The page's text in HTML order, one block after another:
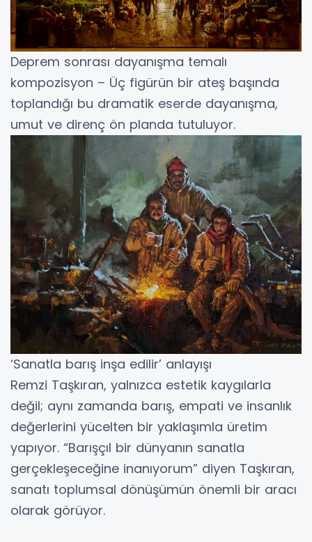
Deprem sonrası dayanışma temalı
kompozisyon – Üç figürün bir ateş başında
toplandığı bu dramatik eserde dayanışma,
umut ve direnç ön planda tutuluyor.
‘Sanatla barış inşa edilir’ anlayışı
Remzi Taşkıran, yalnızca estetik kaygılarla
değil; aynı zamanda barış, empati ve insanlık
değerlerini yücelten bir yaklaşımla üretim
yapıyor. “Barışçıl bir dünyanın sanatla
gerçekleşeceğine inanıyorum” diyen Taşkıran,
sanatı toplumsal dönüşümün önemli bir aracı
olarak görüyor.